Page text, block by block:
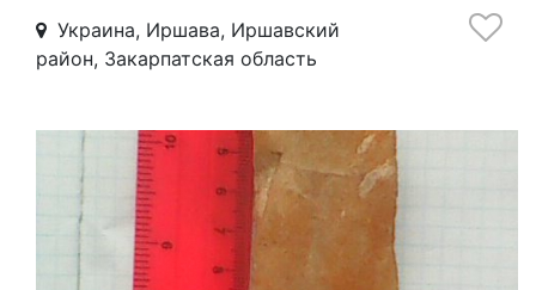
Украина, Иршава, Иршавский
район, Закарпатская область